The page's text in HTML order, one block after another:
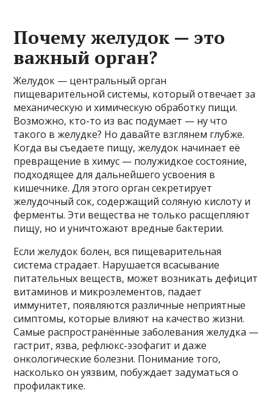
Почему желудок — это
важный орган?
Желудок — центральный орган
пищеварительной системы, который отвечает за
механическую и химическую обработку пищи.
Возможно, кто-то из вас подумает — ну что
такого в желудке? Но давайте взглянем глубже.
Когда вы съедаете пищу, желудок начинает её
превращение в химус — полужидкое состояние,
подходящее для дальнейшего усвоения в
кишечнике. Для этого орган секретирует
желудочный сок, содержащий соляную кислоту и
ферменты. Эти вещества не только расщепляют
пищу, но и уничтожают вредные бактерии.
Если желудок болен, вся пищеварительная
система страдает. Нарушается всасывание
питательных веществ, может возникать дефицит
витаминов и микроэлементов, падает
иммунитет, появляются различные неприятные
симптомы, которые влияют на качество жизни.
Самые распространённые заболевания желудка —
гастрит, язва, рефлюкс-эзофагит и даже
онкологические болезни. Понимание того,
насколько он уязвим, побуждает задуматься о
профилактике.